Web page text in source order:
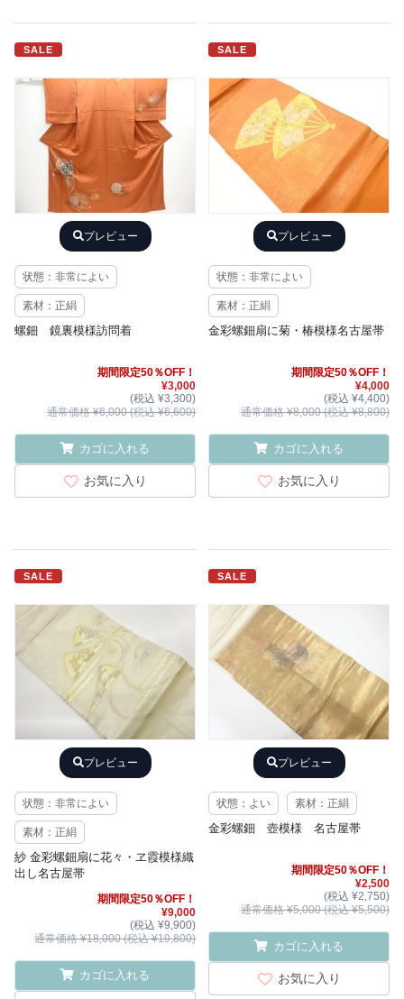
SALE
プレビュー
状態：非常によい
素材：正絹
螺鈿 鏡裏模様訪問着
期間限定50％OFF！
¥3,000
(税込 ¥3,300)
通常価格 ¥6,000 (税込 ¥6,600)
カゴに入れる
お気に入り
SALE
プレビュー
状態：非常によい
素材：正絹
金彩螺鈿扇に菊・椿模様名古屋帯
期間限定50％OFF！
¥4,000
(税込 ¥4,400)
通常価格 ¥8,000 (税込 ¥8,800)
カゴに入れる
お気に入り
SALE
プレビュー
状態：非常によい
素材：正絹
紗 金彩螺鈿扇に花々・ヱ霞模様織
出し名古屋帯
期間限定50％OFF！
¥9,000
(税込 ¥9,900)
通常価格 ¥18,000 (税込 ¥19,800)
カゴに入れる
SALE
プレビュー
状態：よい 素材：正絹
金彩螺鈿 壺模様 名古屋帯
期間限定50％OFF！
¥2,500
(税込 ¥2,750)
通常価格 ¥5,000 (税込 ¥5,500)
カゴに入れる
お気に入り